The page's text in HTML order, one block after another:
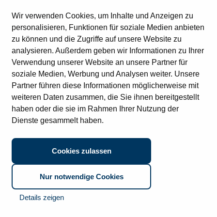
Wir verwenden Cookies, um Inhalte und Anzeigen zu
personalisieren, Funktionen für soziale Medien anbieten
zu können und die Zugriffe auf unsere Website zu
analysieren. Außerdem geben wir Informationen zu Ihrer
Verwendung unserer Website an unsere Partner für
soziale Medien, Werbung und Analysen weiter. Unsere
Partner führen diese Informationen möglicherweise mit
weiteren Daten zusammen, die Sie ihnen bereitgestellt
haben oder die sie im Rahmen Ihrer Nutzung der
Dienste gesammelt haben.
Cookies zulassen
Nur notwendige Cookies
Details zeigen
Vertragsverwaltung
Digitale Immobilienakte
Vertragsverwaltung (SAP)
Digitale Personalakte (SAP)
Digitale Personalakte
Digitale Poststelle
Archivierung (SAP)
Datenschutz:Ich habe den Datenschutzhinweis gelesen und
stimme diesem zu.
© 2026 CTO Balzuweit GmbH
Kontakt Datenschutz